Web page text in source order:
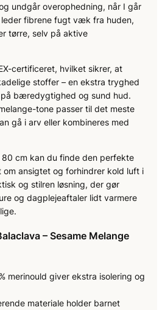
undgår overophedning, når I går
fibrene fugt væk fra huden,
tørre, selv på aktive
certificeret, hvilket sikrer, at
stoffer – en ekstra tryghed
bæredygtighed og sund hud.
tone passer til det meste
gå i arv eller kombineres med
cm kan du finde den perfekte
ansigtet og forhindrer kold luft i
og stilren løsning, der gør
og dagplejeaftaler lidt varmere
– Sesame Melange
merinould giver ekstra isolering og
materiale holder barnet